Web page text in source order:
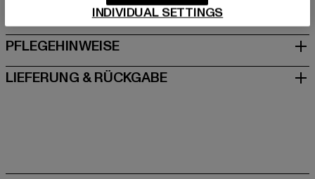
GRÖSSE & PASSFORM
PFLEGEHINWEISE
LIEFERUNG & RÜCKGABE
INDIVIDUAL SETTINGS